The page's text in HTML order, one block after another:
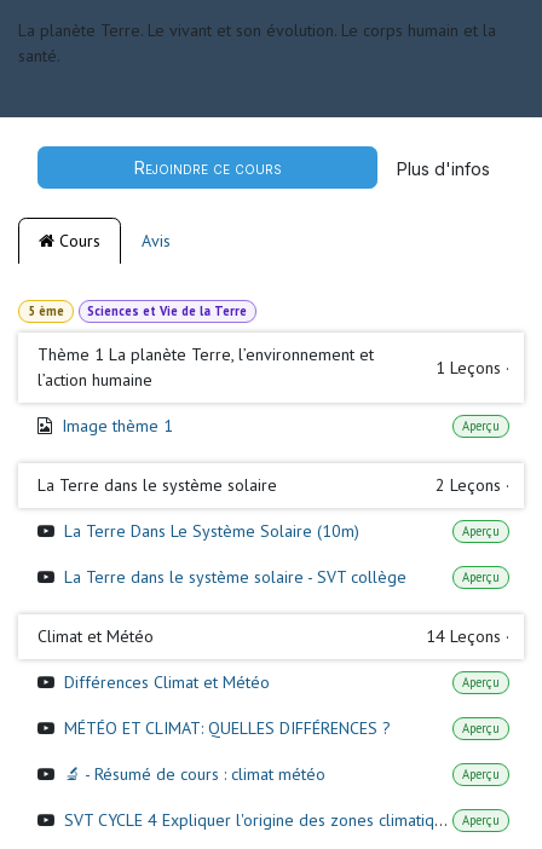
La planète Terre. Le vivant et son évolution. Le corps humain et la
santé.
Rejoindre ce cours Plus d'infos
Cours Avis
5 ème Sciences et Vie de la Terre
Thème 1 La planète Terre, l’environnement et
l’action humaine
1 Leçons ·
Image thème 1 Aperçu
La Terre dans le système solaire 2 Leçons ·
La Terre Dans Le Système Solaire (10m) Aperçu
La Terre dans le système solaire - SVT collège Aperçu
Climat et Météo 14 Leçons ·
Différences Climat et Météo Aperçu
MÉTÉO ET CLIMAT: QUELLES DIFFÉRENCES ? Aperçu
🔬 - Résumé de cours : climat météo Aperçu
SVT CYCLE 4 Expliquer l'origine des zones climatiques. Aperçu